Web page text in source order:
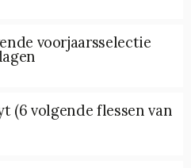
voorjaarsselectie
(6 volgende flessen van